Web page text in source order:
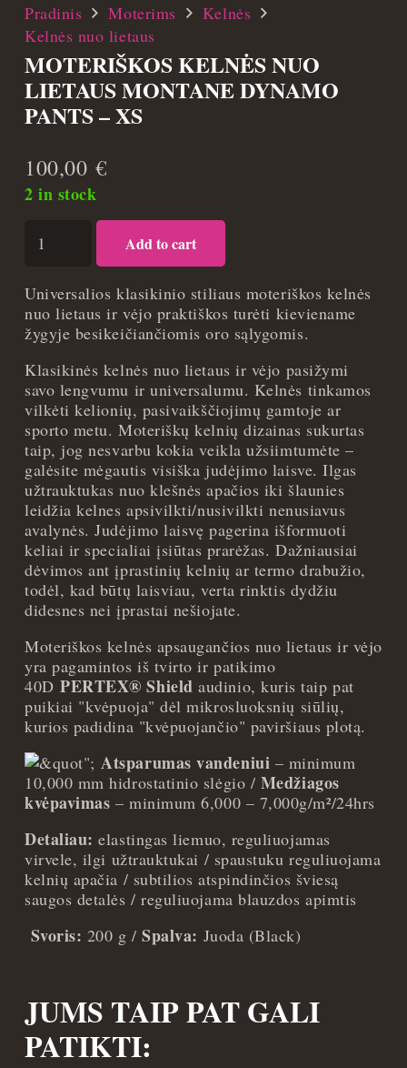
Pradinis Moterims
Kelnės
Kelnės nuo lietaus
MOTERIŠKOS KELNĖS NUO
LIETAUS MONTANE DYNAMO
PANTS – XS
100,00 €
2 in stock
Moteriškos
kelnės
lietaus
Montane
Dynamo
Pants
-
XS
quantity
Add to cart
Universalios klasikinio stiliaus moteriškos kelnės
nuo lietaus ir vėjo praktiškos turėti kieviename
žygyje besikeičiančiomis oro sąlygomis.
Klasikinės kelnės nuo lietaus ir vėjo pasižymi
savo lengvumu ir universalumu. Kelnės tinkamos
vilkėti kelionių, pasivaikščiojimų gamtoje ar
sporto metu. Moteriškų kelnių dizainas sukurtas
taip, jog nesvarbu kokia veikla užsiimtumėte –
galėsite mėgautis visiška judėjimo laisve. Ilgas
užtrauktukas nuo klešnės apačios iki šlaunies
leidžia kelnes apsivilkti/nusivilkti nenusiavus
avalynės. Judėjimo laisvę pagerina išformuoti
keliai ir specialiai įsiūtas prarėžas. Dažniausiai
dėvimos ant įprastinių kelnių ar termo drabužio,
todėl, kad būtų laisviau, verta rinktis dydžiu
didesnes nei įprastai nešiojate.
Moteriškos kelnės apsaugančios nuo lietaus ir vėjo
yra pagamintos iš tvirto ir patikimo
40DPERTEX® Shield audinio, kuris taip pat
puikiai "kvėpuoja" dėl mikrosluoksnių siūlių,
kurios padidina "kvėpuojančio" paviršiaus plotą.
Atsparumas vandeniui – minimum
10,000 mm hidrostatinio slėgio / Medžiagos
kvėpavimas – minimum 6,000 – 7,000g/m²/24hrs
Detaliau: elastingas liemuo, reguliuojamas
virvele, ilgi užtrauktukai / spaustuku reguliuojama
kelnių apačia / subtilios atspindinčios šviesą
saugos detalės / reguliuojama blauzdos apimtis
Svoris: 200 g / Spalva: Juoda (Black)
JUMS TAIP PAT GALI
PATIKTI: